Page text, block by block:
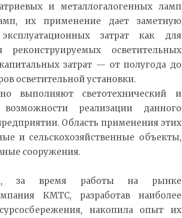
и металлогалогенных ламп
их применение дает заметную
затрат как для
осветительных
затрат — от полугода до
осветительной установки.
выполняют светотехнический и
возможности реализации данного
Область применения этих
и сельскохозяйственные объекты,
сооружения.
за время работы на рынке
КМТС, разработав наиболее
накопила опыт их